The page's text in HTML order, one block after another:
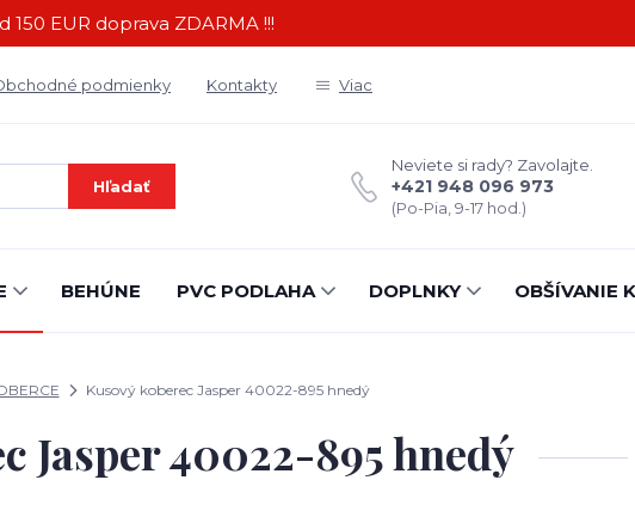
150 EUR doprava ZDARMA !!!
podmienky Kontakty Viac
Hľadať
Neviete si rady? Zavolajte.
+421 948 096 973
(Po-Pia, 9-17 hod.)
BEHÚNE PVC PODLAHA DOPLNKY OBŠÍVANIE
Kusový koberec Jasper 40022-895 hnedý
Jasper 40022-895 hnedý